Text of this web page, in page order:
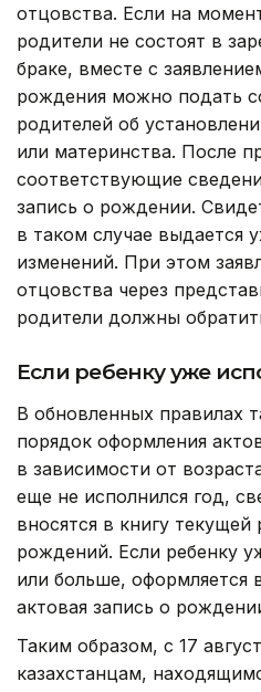
отцовства. Если на
родители не состоят в
браке, вместе с
рождения можно подать
родителей об
или материнства. После
соответствующие
запись о рождении.
в таком случае выдается
изменений. При этом
отцовства через
родители должны
Если ребенку уже
В обновленных правилах
порядок оформления
в зависимости от
еще не исполнился год,
вносятся в книгу текущей
рождений. Если ребенку
или больше, оформляется
актовая запись о
Таким образом, с 17
казахстанцам,